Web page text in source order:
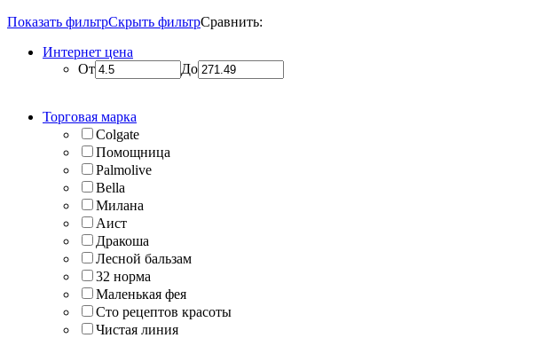
Показать фильтрСкрыть фильтрСравнить:
Интернет цена
От
До
Торговая марка
Colgate
Помощница
Palmolive
Bella
Милана
Аист
Дракоша
Лесной бальзам
32 норма
Маленькая фея
Сто рецептов красоты
Чистая линия